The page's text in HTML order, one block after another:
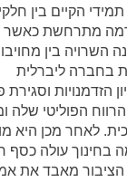
הקיים בין
מתרחשת כאשר
בין
בחברה ליברלית
הזדמנויות וסגירת
הפוליטי שלה
לאחר מכן היא
עולה כסף
מאבד את